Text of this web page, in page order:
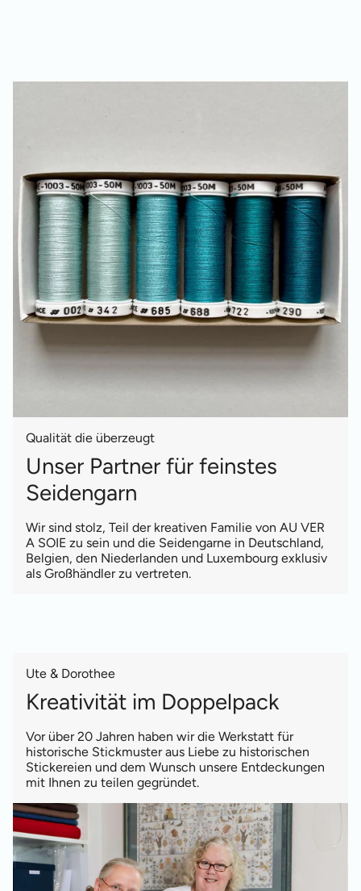
Qualität die überzeugt
Unser Partner für feinstes
Seidengarn
Wir sind stolz, Teil der kreativen Familie von AU VER
A SOIE zu sein und die Seidengarne in Deutschland,
Belgien, den Niederlanden und Luxembourg exklusiv
als Großhändler zu vertreten.
Ute & Dorothee
Kreativität im Doppelpack
Vor über 20 Jahren haben wir die Werkstatt für
historische Stickmuster aus Liebe zu historischen
Stickereien und dem Wunsch unsere Entdeckungen
mit Ihnen zu teilen gegründet.